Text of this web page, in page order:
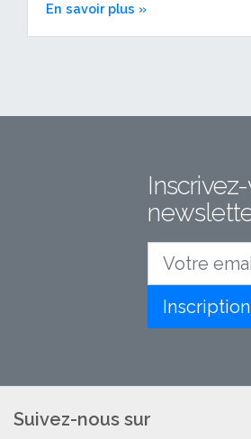
En savoir plus »
Inscription
Suivez-nous sur